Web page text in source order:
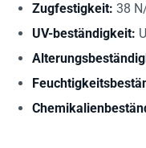
Zugfestigkeit: 38
UV-beständigkeit: